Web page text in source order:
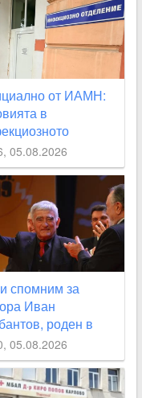
от ИАМН:
в
в
болница
05.08.2026
спомним за
Иван
роден в
на днешната
05.08.2026